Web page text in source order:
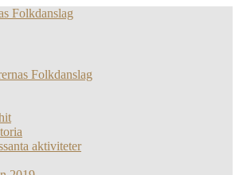
Folkdanslag
aktiviteter